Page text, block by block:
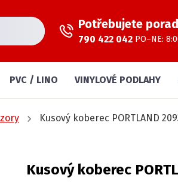
Potřebujete
790 422 042 PO–NE:
PVC / LINO VINYLOVÉ PODLAHY
Kusový koberec PORTLAND
Kusový koberec